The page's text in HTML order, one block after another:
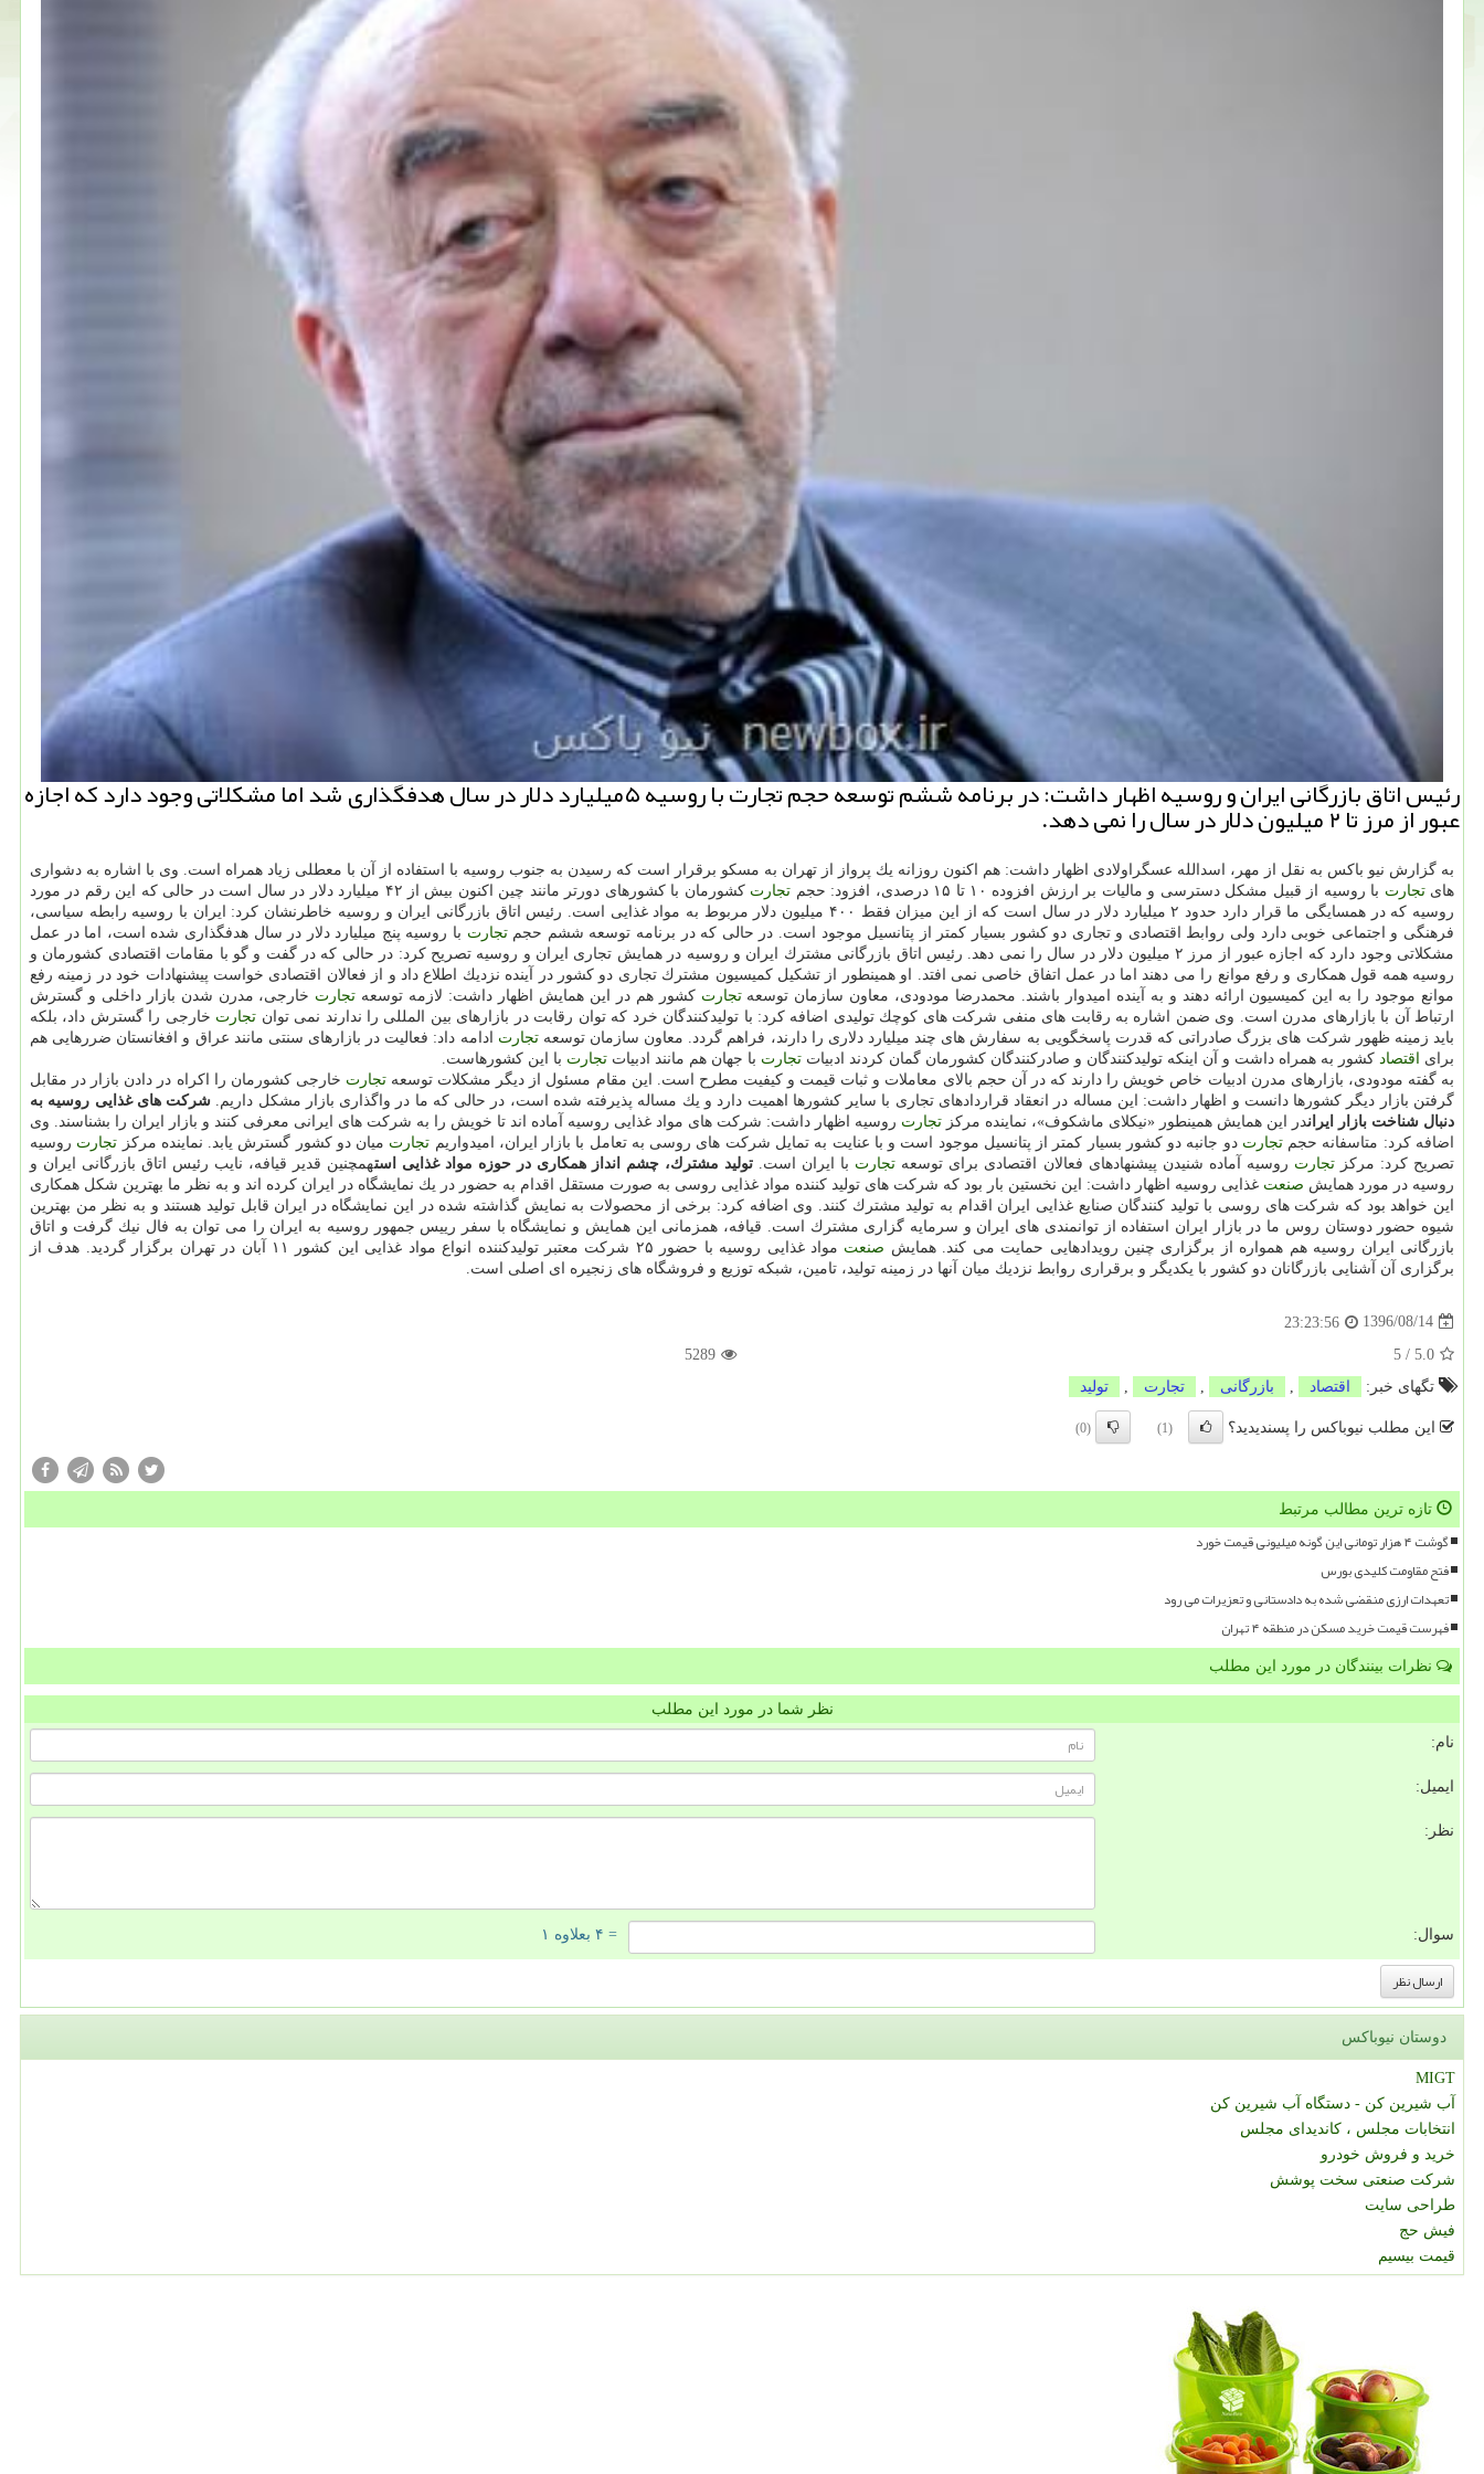
رئیس اتاق بازرگانی ایران و روسیه اظهار داشت: در برنامه ششم توسعه حجم تجارت با روسیه ۵میلیارد دلار در سال هدفگذاری شد اما مشكلاتی وجود دارد كه اجازه
عبور از مرز تا ۲ میلیون دلار در سال را نمی دهد.
به گزارش نیو باكس به نقل از مهر، اسدالله عسگراولادی اظهار داشت: هم اكنون روزانه یك پرواز از تهران به مسكو برقرار است كه رسیدن به جنوب روسیه با استفاده از آن با معطلی زیاد همراه است. وی با اشاره به دشواری
هایتجارت با روسیه از قبیل مشكل دسترسی و مالیات بر ارزش افزوده ۱۰ تا ۱۵ درصدی، افزود: حجم تجارت
كشورمان با كشورهای دورتر مانند چین اكنون بیش از ۴۲ میلیارد دلار در سال است در حالی كه این رقم در مورد
روسیه كه در همسایگی ما قرار دارد حدود ۲ میلیارد دلار در سال است كه از این میزان فقط ۴۰۰ میلیون دلار مربوط به مواد غذایی است. رئیس اتاق بازرگانی ایران و روسیه خاطرنشان كرد: ایران با روسیه رابطه سیاسی،
فرهنگی و اجتماعی خوبی دارد ولی روابط اقتصادی و تجاری دو كشور بسیار كمتر از پتانسیل موجود است. در حالی كه در برنامه توسعه ششم حجمتجارت با روسیه پنج میلیارد دلار در سال هدفگذاری شده است، اما در عمل
مشكلاتی وجود دارد كه اجازه عبور از مرز ۲ میلیون دلار در سال را نمی دهد. رئیس اتاق بازرگانی مشترك ایران و روسیه در همایش تجاری ایران و روسیه تصریح كرد: در حالی كه در گفت و گو با مقامات اقتصادی كشورمان و
روسیه همه قول همكاری و رفع موانع را می دهند اما در عمل اتفاق خاصی نمی افتد. او همینطور از تشكیل كمیسیون مشترك تجاری دو كشور در آینده نزدیك اطلاع داد و از فعالان اقتصادی خواست پیشنهادات خود در زمینه رفع
موانع موجود را به این كمیسیون ارائه دهند و به آینده امیدوار باشند. محمدرضا مودودی، معاون سازمان توسعهتجارت كشور هم در این همایش اظهار داشت: لازمه توسعه تجارت خارجی، مدرن شدن بازار داخلی و گسترش
ارتباط آن با بازارهای مدرن است. وی ضمن اشاره به رقابت های منفی شركت های كوچك تولیدی اضافه كرد: با تولیدكنندگان خرد كه توان رقابت در بازارهای بین المللی را ندارند نمی توان تجارت خارجی را گسترش داد، بلكه
باید زمینه ظهور شركت های بزرگ صادراتی كه قدرت پاسخگویی به سفارش های چند میلیارد دلاری را دارند، فراهم گردد. معاون سازمان توسعهتجارت ادامه داد: فعالیت در بازارهای سنتی مانند عراق و افغانستان ضررهایی هم
برای
اقتصاد كشور به همراه داشت و آن اینكه تولیدكنندگان و صادركنندگان كشورمان گمان كردند ادبیات تجارت با جهان هم مانند ادبیات تجارت با این كشورهاست.
به گفته مودودی، بازارهای مدرن ادبیات خاص خویش را دارند كه در آن حجم بالای معاملات و ثبات قیمت و كیفیت مطرح است. این مقام مسئول از دیگر مشكلات توسعهتجارت خارجی كشورمان را اكراه در دادن بازار در مقابل
گرفتن بازار دیگر كشورها دانست و اظهار داشت: این مساله در انعقاد قراردادهای تجاری با سایر كشورها اهمیت دارد و یك مساله پذیرفته شده است، در حالی كه ما در واگذاری بازار مشكل داریم. شركت های غذایی روسیه به
دنبال شناخت بازار ایراندر این همایش همینطور «نیكلای ماشكوف»، نماینده مركز تجارت روسیه اظهار داشت: شركت های مواد غذایی روسیه آماده اند تا خویش را به شركت های ایرانی معرفی كنند و بازار ایران را بشناسند. وی
اضافه كرد: متاسفانه حجمتجارت دو جانبه دو كشور بسیار كمتر از پتانسیل موجود است و با عنایت به تمایل شركت های روسی به تعامل با بازار ایران، امیدواریم تجارت میان دو كشور گسترش یابد. نماینده مركز تجارت روسیه
تصریح كرد: مركزتجارت روسیه آماده شنیدن پیشنهادهای فعالان اقتصادی برای توسعه تجارت با ایران است. تولید مشترك، چشم انداز همكاری در حوزه مواد غذایی استهمچنین قدیر قیافه، نایب رئیس اتاق بازرگانی ایران و
روسیه در مورد همایش صنعت غذایی روسیه اظهار داشت: این نخستین بار بود كه شركت های تولید كننده مواد غذایی روسی به صورت مستقل اقدام به حضور در یك نمایشگاه در ایران كرده اند و به نظر ما بهترین شكل همكاری
این خواهد بود كه شركت های روسی با تولید كنندگان صنایع غذایی ایران اقدام به تولید مشترك كنند. وی اضافه كرد: برخی از محصولات به نمایش گذاشته شده در این نمایشگاه در ایران قابل تولید هستند و به نظر من بهترین
شیوه حضور دوستان روس ما در بازار ایران استفاده از توانمندی های ایران و سرمایه گزاری مشترك است. قیافه، همزمانی این همایش و نمایشگاه با سفر رییس جمهور روسیه به ایران را می توان به فال نیك گرفت و اتاق
بازرگانی ایران روسیه هم همواره از برگزاری چنین رویدادهایی حمایت می كند. همایش صنعت
مواد غذایی روسیه با حضور ۲۵ شركت معتبر تولیدكننده انواع مواد غذایی این كشور ۱۱ آبان در تهران برگزار گردید. هدف از
برگزاری آن آشنایی بازرگانان دو كشور با یكدیگر و برقراری روابط نزدیك میان آنها در زمینه تولید، تامین، شبكه توزیع و فروشگاه های زنجیره ای اصلی است.
1396/08/14
23:23:56
5.0
/
5
5289
تگهای خبر:
اقتصاد , بازرگانی , تجارت , تولید
این مطلب نیوباکس را پسندیدید؟ (1)
(0)
تازه ترین مطالب مرتبط
گوشت ۴ هزار تومانی این گونه میلیونی قیمت خورد
فتح مقاومت کلیدی بورس
تعهدات ارزی منقضی شده به دادستانی و تعزیرات می رود
فهرست قیمت خرید مسکن در منطقه ۴ تهران
نظرات بینندگان در مورد این مطلب
نظر شما در مورد این مطلب
نام:
ایمیل:
نظر:
سوال: = ۴ بعلاوه ۱
دوستان نیوباکس
MIGT
آب شیرین کن - دستگاه آب شیرین کن
انتخابات مجلس ، کاندیدای مجلس
خرید و فروش خودرو
شرکت صنعتی سخت پوشش
طراحی سایت
فیش حج
قیمت بیسیم